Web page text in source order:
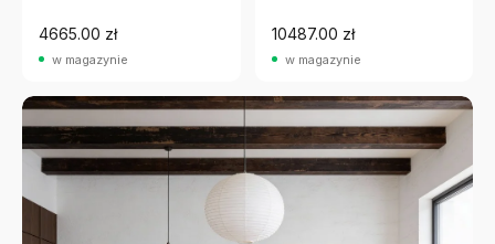
4665.00 zł
w magazynie
10487.00 zł
w magazynie